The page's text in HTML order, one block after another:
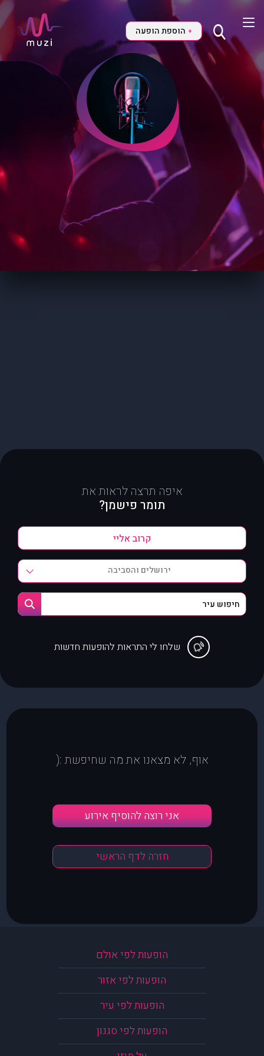
+ הוספת הופעה
איפה תרצה לראות את
תומר פישמן?
ירושלים והסביבה
שלחו לי התראות להופעות חדשות
אוף, לא מצאנו את מה שחיפשת :(
אני רוצה להוסיף אירוע
חזרה לדף הראשי
הופעות לפי אולם
הופעות לפי אזור
הופעות לפי עיר
הופעות לפי סגנון